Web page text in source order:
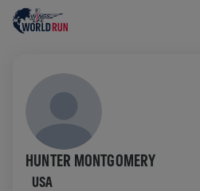
HUNTER MONTGOMERY
USA